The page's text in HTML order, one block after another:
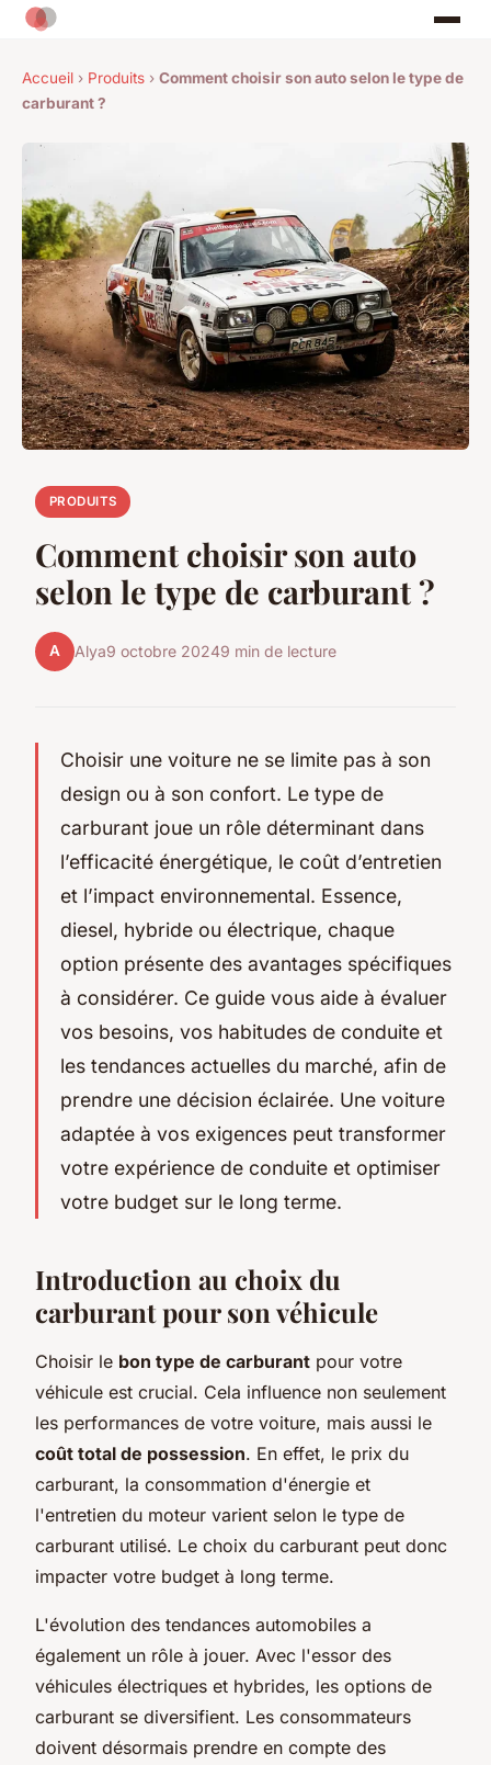
Accueil › Produits › Comment choisir son auto selon le type de
carburant ?
PRODUITS
Comment choisir son auto
selon le type de carburant ?
A Alya9 octobre 20249 min de lecture
Choisir une voiture ne se limite pas à son
design ou à son confort. Le type de
carburant joue un rôle déterminant dans
l’efficacité énergétique, le coût d’entretien
et l’impact environnemental. Essence,
diesel, hybride ou électrique, chaque
option présente des avantages spécifiques
à considérer. Ce guide vous aide à évaluer
vos besoins, vos habitudes de conduite et
les tendances actuelles du marché, afin de
prendre une décision éclairée. Une voiture
adaptée à vos exigences peut transformer
votre expérience de conduite et optimiser
votre budget sur le long terme.
Introduction au choix du
carburant pour son véhicule
Choisir le bon type de carburant pour votre
véhicule est crucial. Cela influence non seulement
les performances de votre voiture, mais aussi le
coût total de possession. En effet, le prix du
carburant, la consommation d'énergie et
l'entretien du moteur varient selon le type de
carburant utilisé. Le choix du carburant peut donc
impacter votre budget à long terme.
L'évolution des tendances automobiles a
également un rôle à jouer. Avec l'essor des
véhicules électriques et hybrides, les options de
carburant se diversifient. Les consommateurs
doivent désormais prendre en compte des